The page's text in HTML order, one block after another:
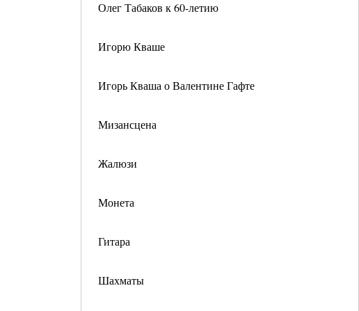
Олег Табаков к 60-летию
Игорю Кваше
Игорь Кваша о Валентине Гафте
Мизансцена
Жалюзи
Монета
Гитара
Шахматы